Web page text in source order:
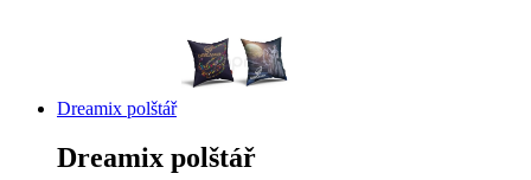
Dreamix polštář
Dreamix polštář